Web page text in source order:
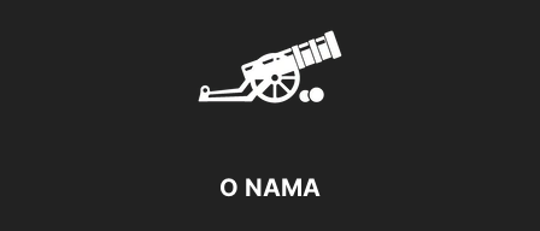
O NAMA